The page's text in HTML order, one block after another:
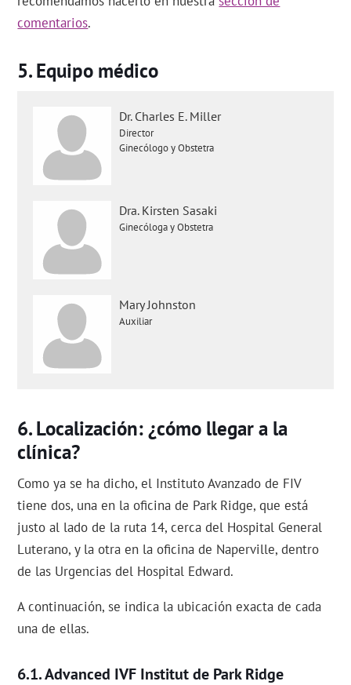
comentarios.
Equipo médico
Dr. Charles E. Miller
Director
Ginecólogo y Obstetra
Dra. Kirsten Sasaki
Ginecóloga y Obstetra
Mary Johnston
Auxiliar
Localización: ¿cómo llegar a la
clínica?
Como ya se ha dicho, el Instituto Avanzado de FIV
tiene dos, una en la oficina de Park Ridge, que está
justo al lado de la ruta 14, cerca del Hospital General
Luterano, y la otra en la oficina de Naperville, dentro
de las Urgencias del Hospital Edward.
A continuación, se indica la ubicación exacta de cada
una de ellas.
Advanced IVF Institut de Park Ridge